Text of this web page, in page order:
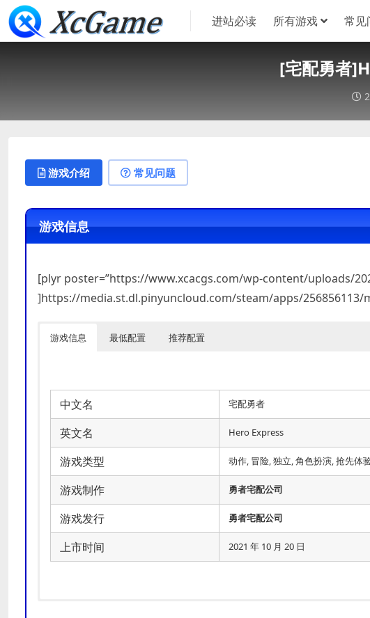
进站必读 所有游戏 常见
[宅配勇者
游戏介绍 常见问题
游戏信息
[plyr poster=”https://www.xcacgs.com/wp-content/uploads/
]https://media.st.dl.pinyuncloud.com/steam/apps/256856113/
游戏信息 最低配置 推荐配置
中文名 宅配勇者
英文名 Hero Express
游戏类型 动作, 冒险, 独立, 角色扮演, 抢先体
游戏制作 勇者宅配公司
游戏发行 勇者宅配公司
上市时间 2021 年 10 月 20 日